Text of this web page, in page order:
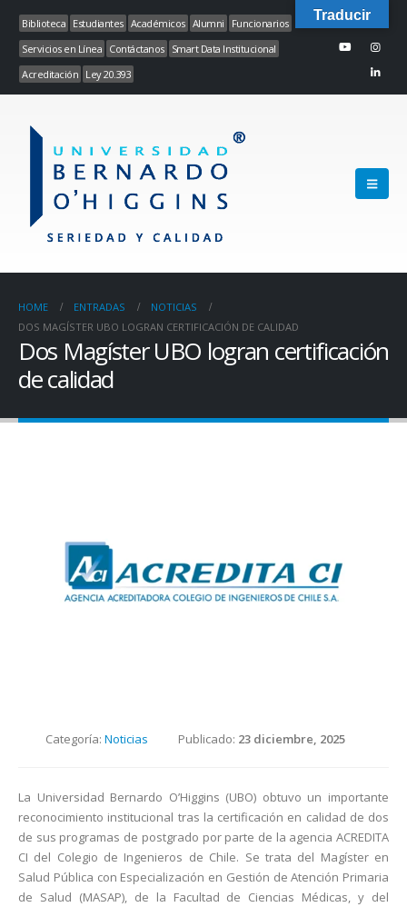
Biblioteca Estudiantes Académicos Alumni
Funcionarios
Servicios en Línea Contáctanos
Smart Data Institucional
Acreditación Ley 20.393
HOME ENTRADAS
NOTICIAS
DOS MAGÍSTER UBO LOGRAN CERTIFICACIÓN DE CALIDAD
Dos Magíster UBO logran certificación
de calidad
Categoría: Noticias Publicado: 23 diciembre, 2025
La Universidad Bernardo O’Higgins (UBO) obtuvo un importante
reconocimiento institucional tras la certificación en calidad de dos
de sus programas de postgrado por parte de la agencia ACREDITA
CI del Colegio de Ingenieros de Chile. Se trata del Magíster en
Salud Pública con Especialización en Gestión de Atención Primaria
de Salud (MASAP), de la Facultad de Ciencias Médicas, y del
Traducir